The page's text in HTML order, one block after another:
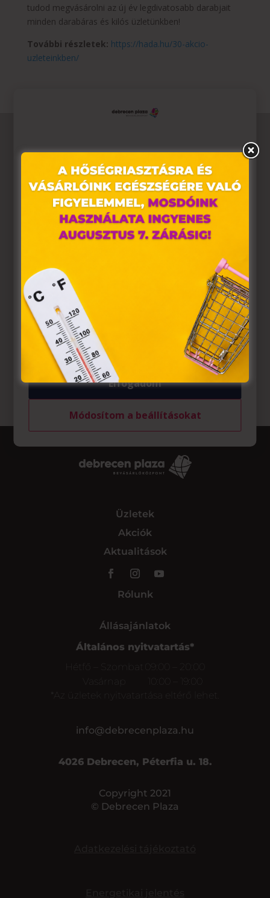
tudod megvásárolni az új év legdivatosabb darabjait
minden darabáras és kilós üzletünkben!
További részletek: https://hada.hu/30-akcio-
uzleteinkben/
Üzletek
Akciók
Aktualitások
Rólunk
Állásajánlatok
Általános nyitvatartás*
Hétfő – Szombat
09:00 – 20:00
Vasárnap
*Az üzletek nyitvatartása eltérő lehet.
info@debrecenplaza.hu
4026 Debrecen, Péterfia u. 18.
Copyright 2021
© Debrecen Plaza
Weboldalunkon „cookie"-kat (továbbiakban „süti")
alkalmazunk. Ezek olyan fájlok, melyek információt
tárolnak webes böngészőjében. Ehhez az Ön
hozzájárulása szükséges.
A „sütiket" az elektronikus hírközlésről szóló 2003. évi C.
törvény, az elektronikus kereskedelmi szolgáltatások, az
információs társadalommal összefüggő szolgáltatások
egyes kérdéseiről szóló 2001. évi CVIII. törvény, valamint
az Európai Unió előírásainak megfelelően használjuk.
Azon weblapoknak, melyek az Európai Unió országain
belül működnek, a „sütik" használatához, és ezeknek a
felhasználó számítógépén vagy egyéb eszközén történő
tárolásához a felhasználók hozzájárulását kell kérniük.
Elfogadom
Módosítom a beállításokat